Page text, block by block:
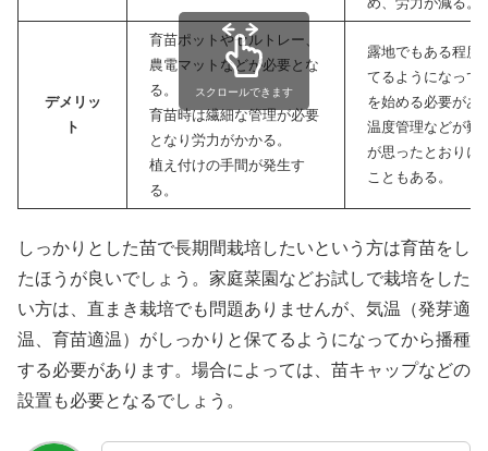
デメリッ
ト
育苗ポットやセルトレー、
農電マットなどが必要とな
る。
育苗時は繊細な管理が必要
となり労力がかかる。
植え付けの手間が発生す
る。
露地でもある程度
てるようになって
を始める必要があ
温度管理などが難
が思ったとおりに
こともある。
スクロールできます
しっかりとした苗で長期間栽培したいという方は育苗をし
たほうが良いでしょう。家庭菜園などお試しで栽培をした
い方は、直まき栽培でも問題ありませんが、気温（発芽適
温、育苗適温）がしっかりと保てるようになってから播種
する必要があります。場合によっては、苗キャップなどの
設置も必要となるでしょう。